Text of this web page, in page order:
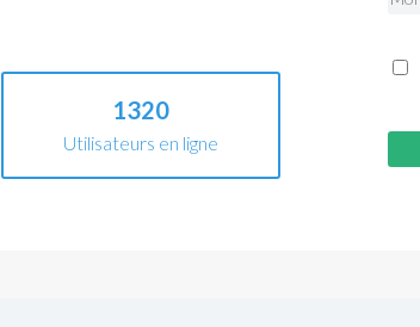
1320
Utilisateurs en ligne